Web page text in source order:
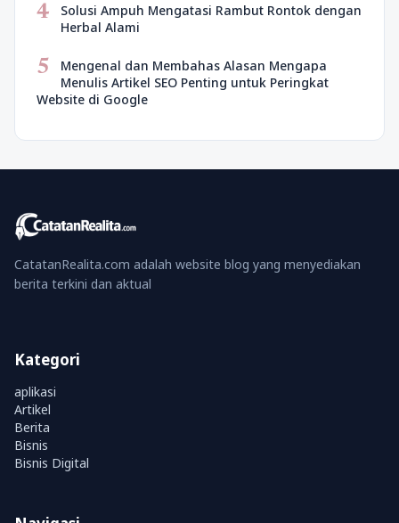
4
Solusi Ampuh Mengatasi Rambut Rontok dengan
Herbal Alami
5
Mengenal dan Membahas Alasan Mengapa
Menulis Artikel SEO Penting untuk Peringkat
Website di Google
CatatanRealita.com adalah website blog yang menyediakan
berita terkini dan aktual
Kategori
aplikasi
Artikel
Berita
Bisnis
Bisnis Digital